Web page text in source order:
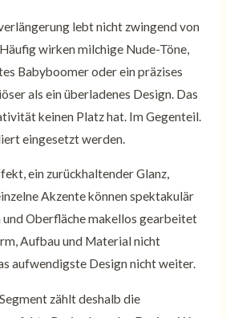
lebt nicht zwingend von
wirken milchige Nude-Töne,
Babyboomer oder ein präzises
als ein überladenes Design. Das
keinen Platz hat. Im Gegenteil.
eingesetzt werden.
ein zurückhaltender Glanz,
Akzente können spektakulär
und Oberfläche makellos gearbeitet
Aufbau und Material nicht
aufwendigste Design nicht weiter.
zählt deshalb die